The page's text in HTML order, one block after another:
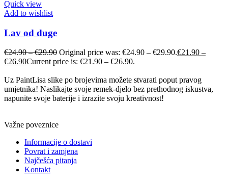
Quick view
Add to wishlist
Lav od duge
€24.90–€29.90 Original price was: €24.90 – €29.90.€21.90 –
€26.90Current price is: €21.90 – €26.90.
Uz PaintLisa slike po brojevima možete stvarati poput pravog
umjetnika! Naslikajte svoje remek-djelo bez prethodnog iskustva,
napunite svoje baterije i izrazite svoju kreativnost!
Važne poveznice
Informacije o dostavi
Povrat i zamjena
Najčešća pitanja
Kontakt